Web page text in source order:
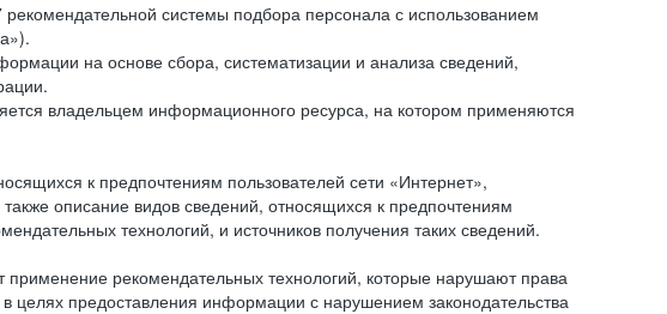
системы подбора персонала с использованием
на основе сбора, систематизации и анализа сведений,
владельцем информационного ресурса, на котором применяются
к предпочтениям пользователей сети «Интернет»,
описание видов сведений, относящихся к предпочтениям
технологий, и источников получения таких сведений.
рекомендательных технологий, которые нарушают права
целях предоставления информации с нарушением законодательства